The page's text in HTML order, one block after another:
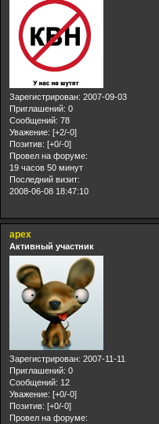
Зарегистрирован: 2007-09-03
Приглашений: 0
Сообщений: 78
Уважение: [+2/-0]
Позитив: [+0/-0]
Провел на форуме:
19 часов 50 минут
Последний визит:
2008-06-08 18:47:10
арех
Активный участник
Зарегистрирован: 2007-11-11
Приглашений: 0
Сообщений: 12
Уважение: [+0/-0]
Позитив: [+0/-0]
Провел на форуме: